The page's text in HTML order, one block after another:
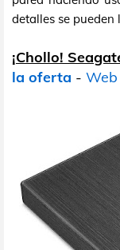
detalles se pueden
¡Chollo!
la oferta - Web